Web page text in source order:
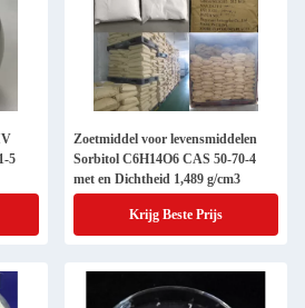
5
Zoetmiddel voor levensmiddelen
Sorbitol C6H14O6 CAS 50-70-4
met en Dichtheid 1,489 g/cm3
Krijg Beste Prijs